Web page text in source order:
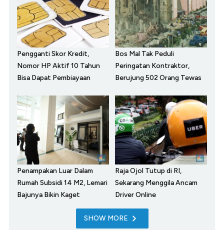
Pengganti Skor Kredit,
Nomor HP Aktif 10 Tahun
Bisa Dapat Pembiayaan
Bos Mal Tak Peduli
Peringatan Kontraktor,
Berujung 502 Orang Tewas
Penampakan Luar Dalam
Rumah Subsidi 14 M2, Lemari
Bajunya Bikin Kaget
Raja Ojol Tutup di RI,
Sekarang Menggila Ancam
Driver Online
SHOW MORE